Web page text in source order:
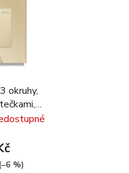
okruhy,
zlatá
(–6 %)